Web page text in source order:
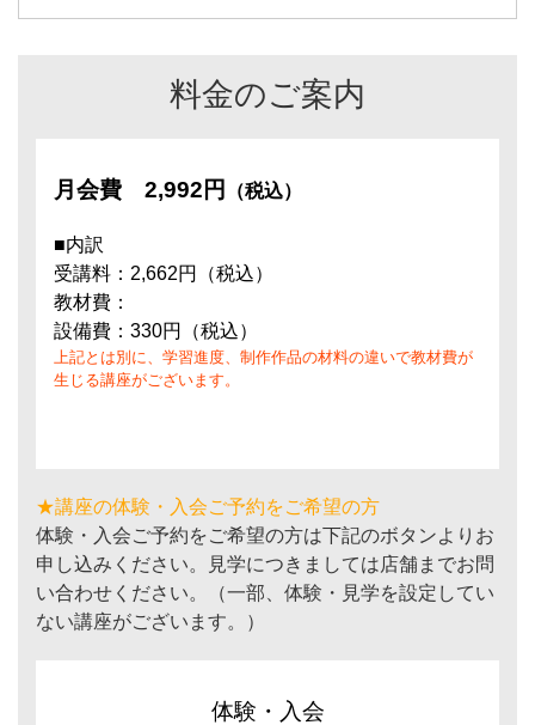
料金のご案内
月会費 2,992円 （税込）
■内訳
受講料：2,662円（税込）
教材費：
設備費：330円（税込）
上記とは別に、学習進度、制作作品の材料の違いで教材費が
生じる講座がございます。
★講座の体験・入会ご予約をご希望の方
体験・入会ご予約をご希望の方は下記のボタンよりお
申し込みください。見学につきましては店舗までお問
い合わせください。（一部、体験・見学を設定してい
ない講座がございます。）
体験・入会